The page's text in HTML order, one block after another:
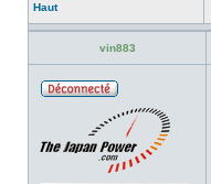
Haut
vin883